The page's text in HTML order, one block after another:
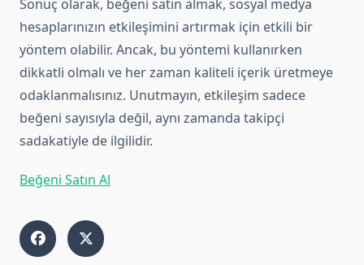
Sonuç olarak, beğeni satın almak, sosyal medya
hesaplarınızın etkileşimini artırmak için etkili bir
yöntem olabilir. Ancak, bu yöntemi kullanırken
dikkatli olmalı ve her zaman kaliteli içerik üretmeye
odaklanmalısınız. Unutmayın, etkileşim sadece
beğeni sayısıyla değil, aynı zamanda takipçi
sadakatiyle de ilgilidir.
Beğeni Satın Al